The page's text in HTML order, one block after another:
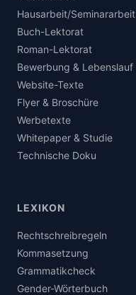
Hausarbeit/Seminararbeit
Buch-Lektorat
Roman-Lektorat
Bewerbung & Lebenslauf
Website-Texte
Flyer & Broschüre
Werbetexte
Whitepaper & Studie
Technische Doku
LEXIKON
Rechtschreibregeln
Kommasetzung
Grammatikcheck
Gender-Wörterbuch